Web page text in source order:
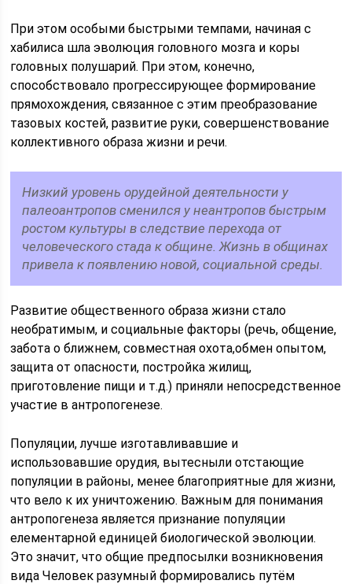
При этом особыми быстрыми темпами, начиная с
хабилиса шла эволюция головного мозга и коры
головных полушарий. При этом, конечно,
способствовало прогрессирующее формирование
прямохождения, связанное с этим преобразование
тазовых костей, развитие руки, совершенствование
коллективного образа жизни и речи.
Низкий уровень орудейной деятельности у
палеоантропов сменился у неантропов быстрым
ростом культуры в следствие перехода от
человеческого стада к общине. Жизнь в общинах
привела к появлению новой, социальной среды.
Развитие общественного образа жизни стало
необратимым, и социальные факторы (речь, общение,
забота о ближнем, совместная охота,обмен опытом,
защита от опасности, постройка жилищ,
приготовление пищи и т.д.) приняли непосредственное
участие в антропогенезе.
Популяции, лучше изготавливавшие и
использовавшие орудия, вытесныли отстающие
популяции в районы, менее благоприятные для жизни,
что вело к их уничтожению. Важным для понимания
антропогенеза является признание популяции
елементарной единицей биологической эволюции.
Это значит, что общие предпосылки возникновения
вида Человек разумный формировались путём